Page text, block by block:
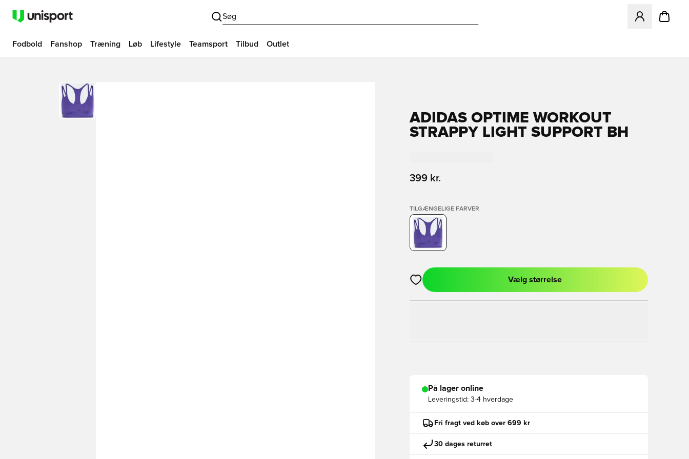
Søg
Åbner en
Fodbold Fanshop Træning Løb Lifestyle Teamsport Tilbud Outlet
ADIDAS OPTIME WORKOUT
STRAPPY LIGHT SUPPORT BH
399 kr.
TILGÆNGELIGE FARVER
Åbner en Modal til at logge ind eller tilmelde dig som medlem
Vælg størrelse
På lager online
Leveringstid: 3-4 hverdage
Fri fragt ved køb over 699 kr
30 dages returret